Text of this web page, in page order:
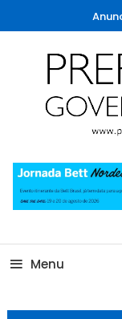
To
Content
Menu